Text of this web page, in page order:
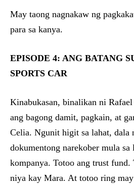
May taong nagnakaw ng
para sa kanya.
EPISODE 4: ANG BATANG
SPORTS CAR
Kinabukasan, binalikan ni
ang bagong damit, pagkain, at
Celia. Ngunit higit sa lahat, dala
dokumentong narekober mula
kompanya. Totoo ang trust fund.
niya kay Mara. At totoo ring